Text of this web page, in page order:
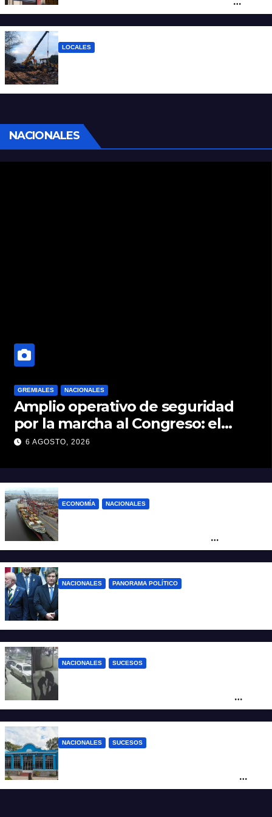
protesta
LOCALES
NACIONALES
GREMIALES NACIONALES
Amplio operativo de seguridad
por la marcha al Congreso: el
mapa de los cortes y desvíos
6 AGOSTO, 2026
ECONOMÍA NACIONALES
desregulación del practicaje
NACIONALES PANORAMA POLÍTICO
NACIONALES SUCESOS
quedaron filmados
NACIONALES SUCESOS
seguridad